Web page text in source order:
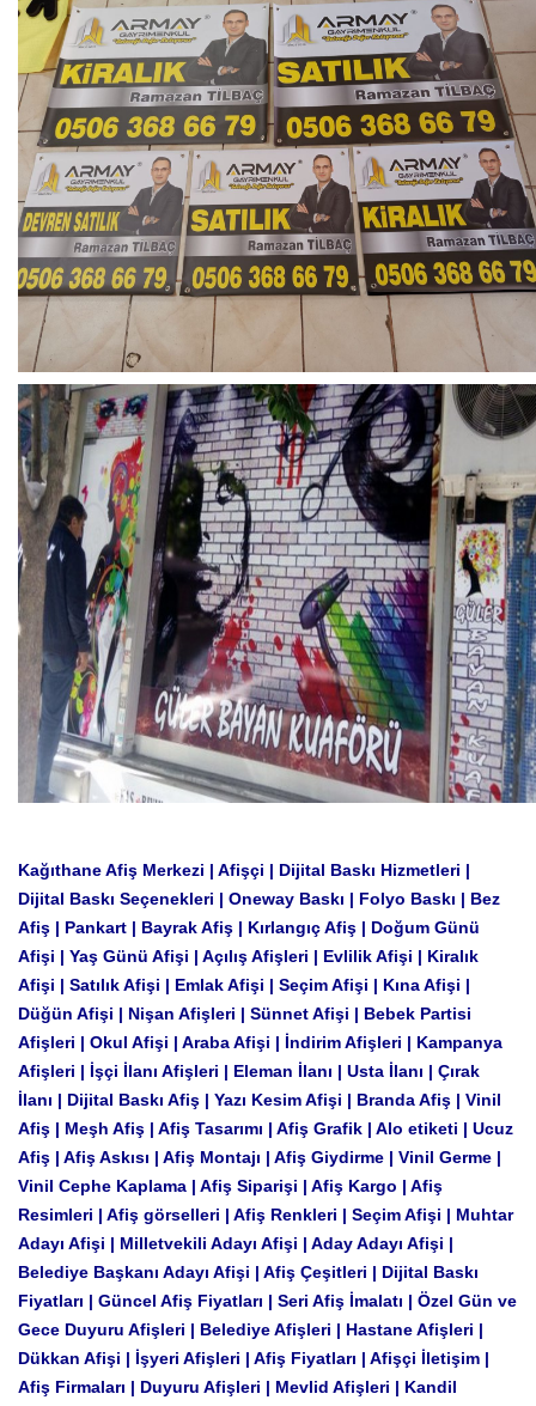
Kağıthane Afiş Merkezi | Afişçi | Dijital Baskı Hizmetleri |
Dijital Baskı Seçenekleri | Oneway Baskı | Folyo Baskı | Bez
Afiş | Pankart | Bayrak Afiş | Kırlangıç ​​Afiş | Doğum Günü
Afişi | Yaş Günü Afişi | Açılış Afişleri | Evlilik Afişi | Kiralık
Afişi | Satılık Afişi | Emlak Afişi | Seçim Afişi | Kına Afişi |
Düğün Afişi | Nişan Afişleri | Sünnet Afişi | Bebek Partisi
Afişleri | Okul Afişi | Araba Afişi | İndirim Afişleri | Kampanya
Afişleri | İşçi İlanı Afişleri | Eleman İlanı | Usta İlanı | Çırak
İlanı | Dijital Baskı Afiş | Yazı Kesim Afişi | Branda Afiş | Vinil
Afiş | Meşh Afiş | Afiş Tasarımı | Afiş Grafik | Alo etiketi | Ucuz
Afiş | Afiş Askısı | Afiş Montajı | Afiş Giydirme | Vinil Germe |
Vinil Cephe Kaplama | Afiş Siparişi | Afiş Kargo | Afiş
Resimleri | Afiş görselleri | Afiş Renkleri | Seçim Afişi | Muhtar
Adayı Afişi | Milletvekili Adayı Afişi | Aday Adayı Afişi |
Belediye Başkanı Adayı Afişi | Afiş Çeşitleri | Dijital Baskı
Fiyatları | Güncel Afiş Fiyatları | Seri Afiş İmalatı | Özel Gün ve
Gece Duyuru Afişleri | Belediye Afişleri | Hastane Afişleri |
Dükkan Afişi | İşyeri Afişleri | Afiş Fiyatları | Afişçi İletişim |
Afiş Firmaları | Duyuru Afişleri | Mevlid Afişleri | Kandil